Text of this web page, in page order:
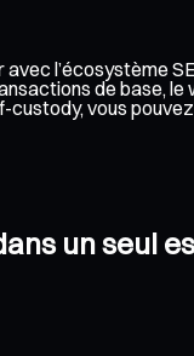
l’écosystème
de base,
vous
un seul